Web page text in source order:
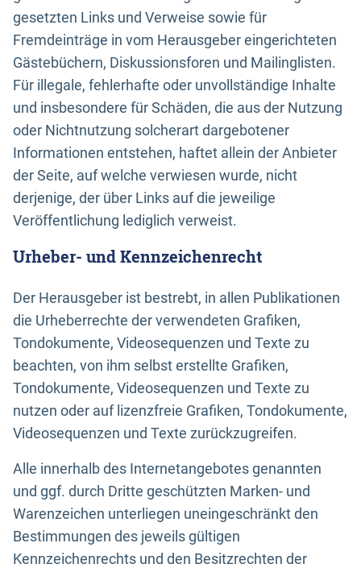
gesetzten Links und Verweise sowie für
Fremdeinträge in vom Herausgeber eingerichteten
Gästebüchern, Diskussionsforen und Mailinglisten.
Für illegale, fehlerhafte oder unvollständige Inhalte
und insbesondere für Schäden, die aus der Nutzung
oder Nichtnutzung solcherart dargebotener
Informationen entstehen, haftet allein der Anbieter
der Seite, auf welche verwiesen wurde, nicht
derjenige, der über Links auf die jeweilige
Veröffentlichung lediglich verweist.
Urheber- und Kennzeichenrecht
Der Herausgeber ist bestrebt, in allen Publikationen
die Urheberrechte der verwendeten Grafiken,
Tondokumente, Videosequenzen und Texte zu
beachten, von ihm selbst erstellte Grafiken,
Tondokumente, Videosequenzen und Texte zu
nutzen oder auf lizenzfreie Grafiken, Tondokumente,
Videosequenzen und Texte zurückzugreifen.
Alle innerhalb des Internetangebotes genannten
und ggf. durch Dritte geschützten Marken- und
Warenzeichen unterliegen uneingeschränkt den
Bestimmungen des jeweils gültigen
Kennzeichenrechts und den Besitzrechten der